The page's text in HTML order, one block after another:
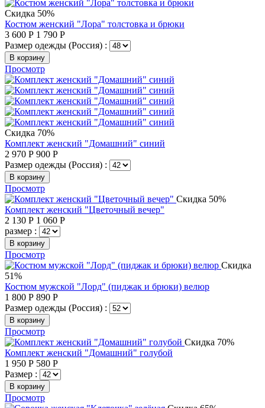
Скидка 50%
Костюм женский "Лора" толстовка и брюки
3 600 Р 1 790 Р
Размер одежды (Россия) :
В корзину
Просмотр
Скидка 70%
Комплект женский "Домашний" синий
2 970 Р 900 Р
Размер одежды (Россия) :
В корзину
Просмотр
Скидка 50%
Комплект женский "Цветочный вечер"
2 130 Р 1 060 Р
размер :
В корзину
Просмотр
Скидка
51%
Костюм мужской "Лорд" (пиджак и брюки) велюр
1 800 Р 890 Р
Размер одежды (Россия) :
В корзину
Просмотр
Скидка 70%
Комплект женский "Домашний" голубой
1 950 Р 580 Р
Размер :
В корзину
Просмотр